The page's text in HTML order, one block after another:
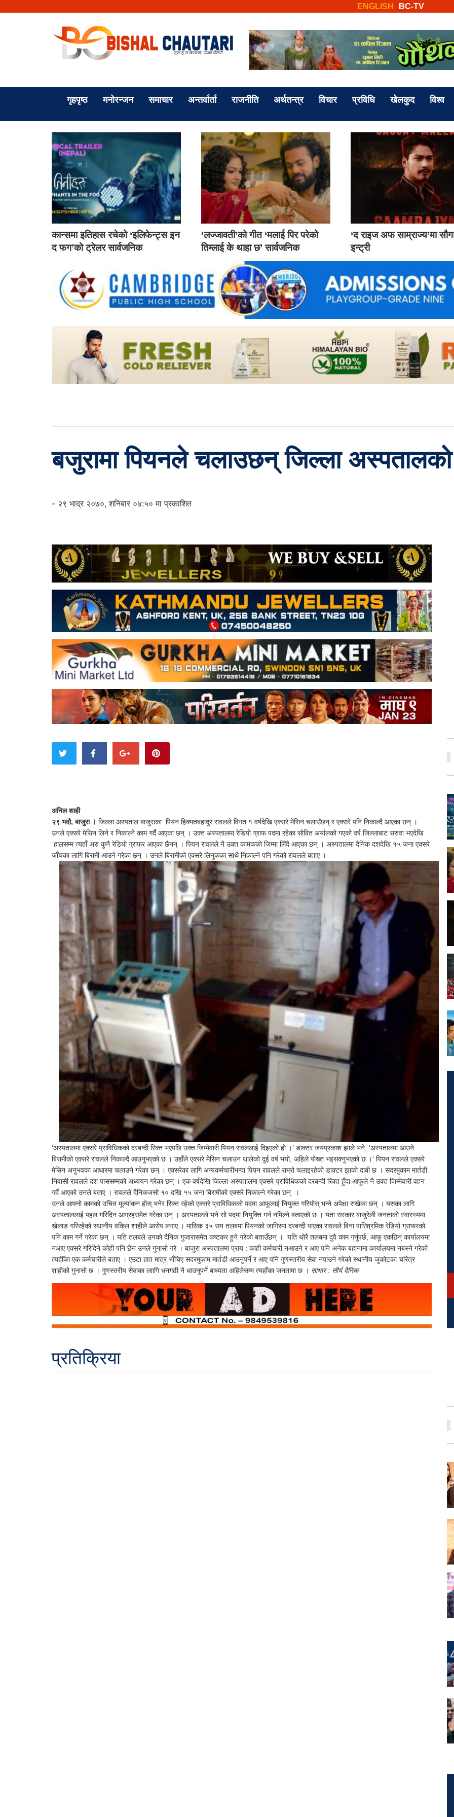
BC-TV
ENGLISH
गृहपृष्ठ मनोरन्जन समाचार अन्तर्वार्ता राजनीति अर्थतन्त्र विचार प्रविधि खेलकुद विश्व
कान्समा इतिहास रचेको ‘इलिफेन्ट्स इन
द फग’को ट्रेलर सार्वजनिक
‘लज्जावती’को गीत ‘मलाई पिर परेको
तिम्लाई के थाहा छ’ सार्वजनिक
‘द राइज अफ साम्राज्य’मा
इन्ट्री
बजुरामा पियनले चलाउछन् जिल्ला
- २९ भाद्र २०७०, शनिबार ०४:५० मा प्रकाशित
अनिल शाही
२९ भदौ, बाजुरा । जिल्ला अस्पताल बाजुराका पियन हिक्मतबहादुर रावलले विगत १ वर्षदेखि एक्सरे मेसिन चलाउँछन् र एक्सरे पनि निकाल्दै आएका छन् ।
उनले एक्सरे मेसिन लिने र निकाल्ने काम गर्दै आएका छन् । उक्त अस्पतालमा रेडियो ग्राफ पदमा रहेका सोवित अर्यालको गएको वर्ष जिल्लाबाट सरुवा भएदेखि
हालसम्म त्यहाँ अरु कुनै रेडियो ग्राफर आएका छैनन् । पियन रावलले नै उक्त कामकको जिम्मा लिँदै आएका छन् । अस्पतालमा दैनिक दशदेखि १५ जना एक्सरे
जाँचका लागि बिरामी आउने गरेका छन् । उनले बिरामीको एक्सरे लिनुकका साथै निकाल्ने पनि गरेको रावलले बताए ।
‘अस्पतालमा एक्सरे प्राविधिकको दरबन्दी रिक्त भएपछि उक्त जिम्मेवारी पियन रावललाई दिइएको हो ।’ डाक्टर जयप्रकाश झाले भने, ‘अस्पतालमा आउने
बिरामीको एक्सरे रावलले निकाल्दै आउनुभएको छ । उहाँले एक्सरे मेसिन चलाउन थालेको दुई वर्ष भयो, अहिले पोख्त भइसक्नुभएको छ ।’ पियन रावलले एक्सरे
मेसिन अनुभवका आधारमा चलाउने गरेका छन् । एक्सरेका लागि अन्यकर्मचारीभन्दा पियन रावलले राम्रो चलाइरहेको डाक्टर झाको दाबी छ । सदरमुकाम मार्तडी
निवासी रावलले दश पाससम्मको अध्ययन गरेका छन् । एक वर्षदेखि जिल्ला अस्पतालमा एक्सरे प्राविधिकको दरबन्दी रिक्त हुँदा आफूले नै उक्त जिम्मेवारी वहन
गर्दै आएको उनले बताए । रावलले दैनिकजसो १० दखि १५ जना बिरामीको एक्सरे निकाल्ने गरेका छन् ।
उनले आफ्नो कामको उचित मूल्यांकन होस् भनेर रिक्त रहेको एक्सरे प्राविधिकको पदमा आफूलाई नियुक्त गरियोस् भन्ने अपेक्षा राखेका छन् । यसका लागि
अस्पताललाई पहल गरिदिन आग्रहसमेत गरेका छन् । अस्पतालले भने सो पदमा नियुक्ति गर्न नमिल्ने बताएको छ । यता सरकार बाजुरेली जनताको स्वास्थ्यमा
खेलाड गरिरहेको स्थानीय वकिल शाहीले आरोप लगाए । मासिक ३५ सय तलबमा पियनको जागिरमा दरबन्दी पाएका रावलले बिना पारिश्रमिक रेडियो ग्राफरको
पनि काम गर्ने गरेका छन् । यति तलबले उनको दैनिक गुजारासमेत कष्टकर हुने गरेको बताउँछन् । यति थोरै तलबमा दुवै काम गर्नुपर्छ, आफू एकछिन् कार्यालयमा
नआए एक्सरे गरिदिने कोही पनि छैन उनले गुनासो गरे । बाजुरा अस्पतालमा प्राय : काही कर्मचारी नआउने र आए पनि अनेक बहानामा कार्यालयमा नबस्ने गरेको
त्यहीँका एक कर्मचारीले बताए । एउटा हात मात्र भाँचिए सदरमुकाम मार्तडी आउनुपर्ने र आए पनि गुणस्तरीय सेवा नपाउने गरेको स्थानीय जुकोटका चरित्र
शाहीको गुनासो छ । गुणस्तरीय सेवाका लाागि धनगढी नै धाउनुपर्ने बाध्यता अहिलेसम्म त्यहाँका जनतामा छ । साभार : सौर्य दैनिक
प्रतिक्रिया